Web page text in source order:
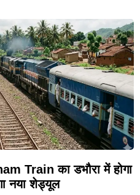
Train का डभौरा में होगा
नया शेड्यूल